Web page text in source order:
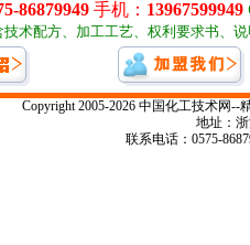
Copyright 2005-2026 中国化工技术网
地址：
联系电话：0575-